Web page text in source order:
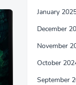
January
December
November
October
September